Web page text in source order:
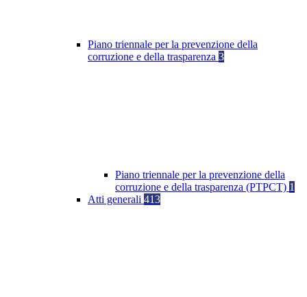
Piano triennale per la prevenzione della
corruzione e della trasparenza 3
Piano triennale per la prevenzione della
corruzione e della trasparenza (PTPCT) 1
Atti generali 413